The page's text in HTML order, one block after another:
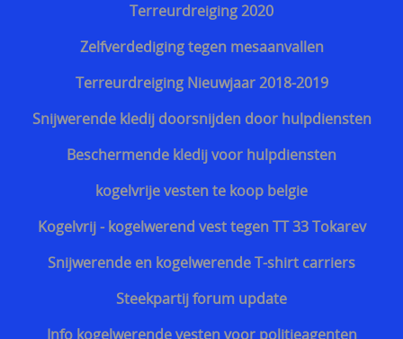
Info kogelwerende vesten voor politieagenten
Beschermende kledij tegen terreuraanslagen
Overleven in Oekraïne voor Benelux burgers
Kogelwerende vesten Ukraine / Oekraïne
===================
Hongaars - Magyar
Slovaaks - Slovenský
Tsjechisch - český
Sloveens - Slovenski
Terreurdreiging 2020
Zelfverdediging tegen mesaanvallen
Terreurdreiging Nieuwjaar 2018-2019
Snijwerende kledij doorsnijden door hulpdiensten
Beschermende kledij voor hulpdiensten
kogelvrije vesten te koop belgie
Kogelvrij - kogelwerend vest tegen TT 33 Tokarev
Snijwerende en kogelwerende T-shirt carriers
Steekpartij forum update
Info kogelwerende vesten voor politieagenten